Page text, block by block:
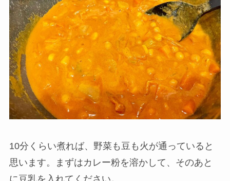
10分くらい煮れば、野菜も豆も火が通っていると
思います。まずはカレー粉を溶かして、そのあと
に豆乳を入れてください。